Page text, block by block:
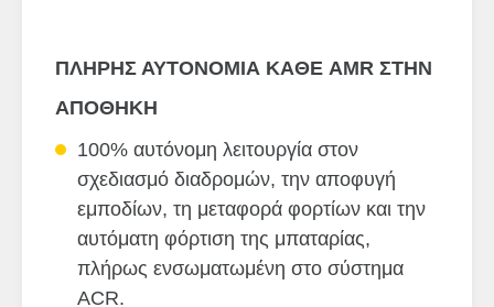
ΠΛΗΡΗΣ ΑΥΤΟΝΟΜΙΑ ΚΑΘΕ AMR ΣΤΗΝ
ΑΠΟΘΗΚΗ
100% αυτόνομη λειτουργία στον
σχεδιασμό διαδρομών, την αποφυγή
εμποδίων, τη μεταφορά φορτίων και την
αυτόματη φόρτιση της μπαταρίας,
πλήρως ενσωματωμένη στο σύστημα
ACR.